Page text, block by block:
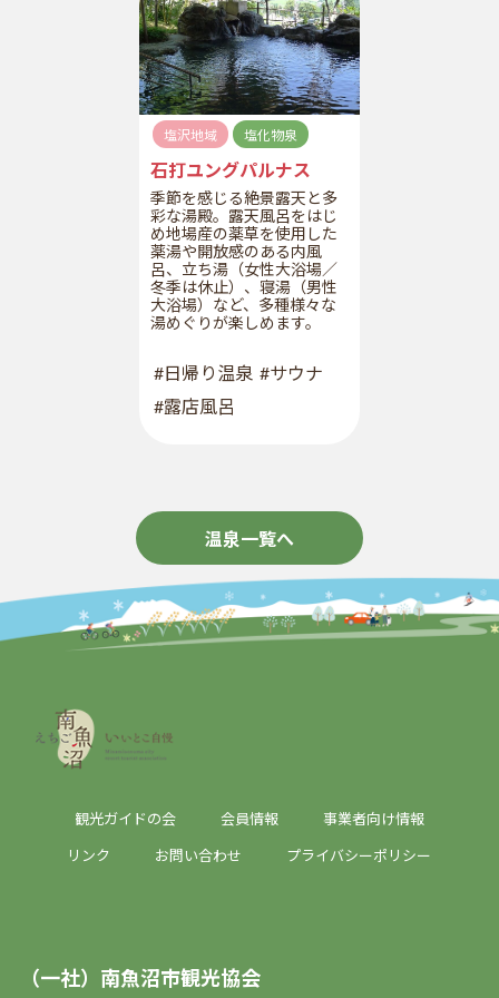
塩沢地域 塩化物泉
石打ユングパルナス
季節を感じる絶景露天と多
彩な湯殿。露天風呂をはじ
め地場産の薬草を使用した
薬湯や開放感のある内風
呂、立ち湯（女性大浴場／
冬季は休止）、寝湯（男性
大浴場）など、多種様々な
湯めぐりが楽しめます。
#日帰り温泉 #サウナ
#露店風呂
温泉一覧へ
観光ガイドの会 会員情報 事業者向け情報
リンク お問い合わせ プライバシーポリシー
（一社）南魚沼市観光協会